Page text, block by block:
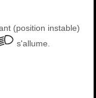
(position instable)
s'allume.